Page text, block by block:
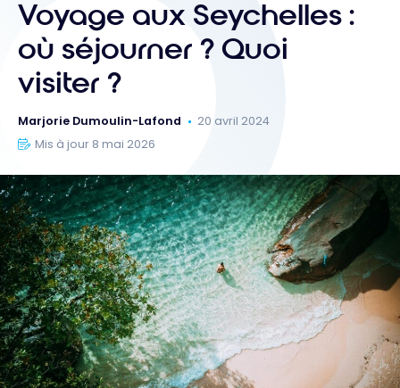
Voyage aux Seychelles :
où séjourner ? Quoi
visiter ?
Marjorie Dumoulin-Lafond
20 avril 2024
Mis à jour 8 mai 2026